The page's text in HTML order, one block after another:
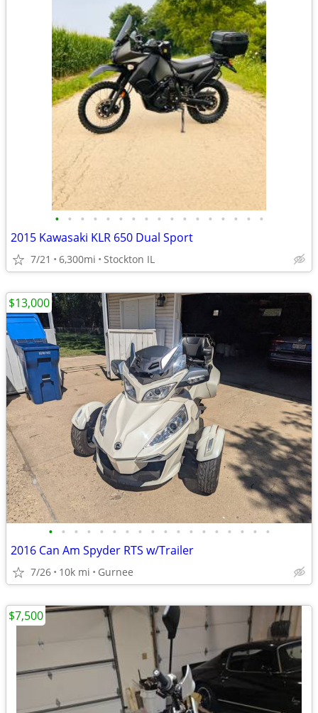
• • • • • • • • • • • • • • • • •
2015 Kawasaki KLR 650 Dual Sport
7/21 6,300mi Stockton IL
• • • • • • • • • • • • • • • • • •
2016 Can Am Spyder RTS w/Trailer
7/26 10k mi Gurnee
$13,000
$7,500